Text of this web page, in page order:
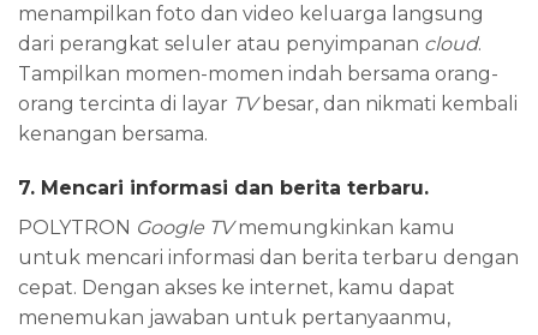
menampilkan foto dan video keluarga langsung
dari perangkat seluler atau penyimpanan cloud.
Tampilkan momen-momen indah bersama orang-
orang tercinta di layar TVbesar, dan nikmati kembali
kenangan bersama.
7. Mencari informasi dan berita terbaru.
POLYTRON Google TVmemungkinkan kamu
untuk mencari informasi dan berita terbaru dengan
cepat. Dengan akses ke internet, kamu dapat
menemukan jawaban untuk pertanyaanmu,